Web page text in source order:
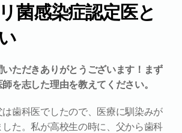
菌感染症認定医と
ただきありがとうございます！まず
を志した理由を教えてください。
歯科医でしたので、医療に馴染みが
た。私が高校生の時に、父から歯科